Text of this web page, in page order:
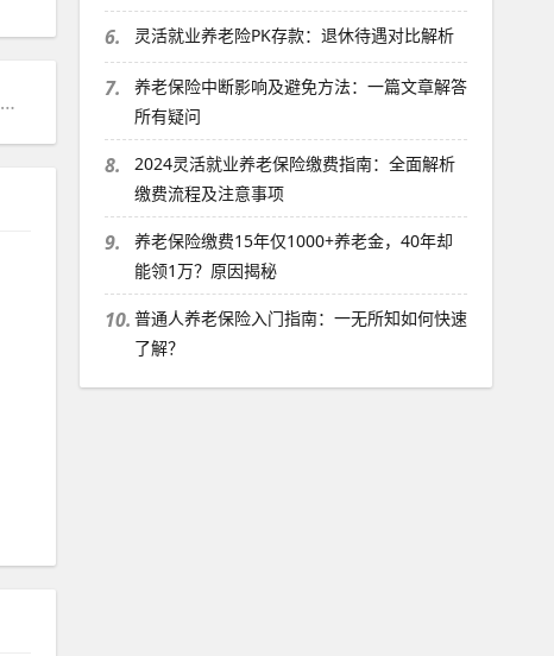
下一篇:你几岁退休？法定退休年龄计算器请收好：一键查询退休时间
6. 灵活就业养老险PK存款：退休待遇对比解析
7.
养老保险中断影响及避免方法：一篇文章解答
所有疑问
8.
2024灵活就业养老保险缴费指南：全面解析
缴费流程及注意事项
9.
养老保险缴费15年仅1000+养老金，40年却
能领1万？原因揭秘
10. 普通人养老保险入门指南：一无所知如何快速
了解？